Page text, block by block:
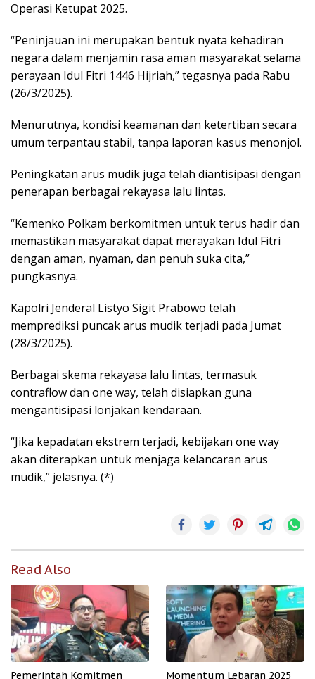
Operasi Ketupat 2025.
“Peninjauan ini merupakan bentuk nyata kehadiran
negara dalam menjamin rasa aman masyarakat selama
perayaan Idul Fitri 1446 Hijriah,” tegasnya pada Rabu
(26/3/2025).
Menurutnya, kondisi keamanan dan ketertiban secara
umum terpantau stabil, tanpa laporan kasus menonjol.
Peningkatan arus mudik juga telah diantisipasi dengan
penerapan berbagai rekayasa lalu lintas.
“Kemenko Polkam berkomitmen untuk terus hadir dan
memastikan masyarakat dapat merayakan Idul Fitri
dengan aman, nyaman, dan penuh suka cita,”
pungkasnya.
Kapolri Jenderal Listyo Sigit Prabowo telah
memprediksi puncak arus mudik terjadi pada Jumat
(28/3/2025).
Berbagai skema rekayasa lalu lintas, termasuk
contraflow dan one way, telah disiapkan guna
mengantisipasi lonjakan kendaraan.
“Jika kepadatan ekstrem terjadi, kebijakan one way
akan diterapkan untuk menjaga kelancaran arus
mudik,” jelasnya. (*)
Read Also
Pemerintah Komitmen Momentum Lebaran 2025